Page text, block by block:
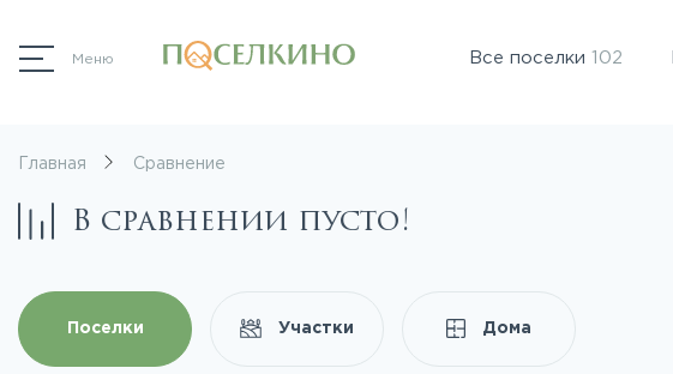
Меню Все поселки 102
Главная Сравнение
В сравнении пусто!
Поселки Участки Дома